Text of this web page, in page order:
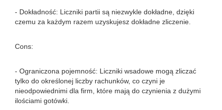
- Dokładność: Liczniki partii są niezwykle dokładne, dzięki
czemu za każdym razem uzyskujesz dokładne zliczenie.
Cons:
- Ograniczona pojemność: Liczniki wsadowe mogą zliczać
tylko do określonej liczby rachunków, co czyni je
nieodpowiednimi dla firm, które mają do czynienia z dużymi
ilościami gotówki.